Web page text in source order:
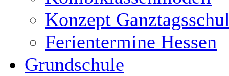
Konzept
Ferientermine Hessen
Grundschule